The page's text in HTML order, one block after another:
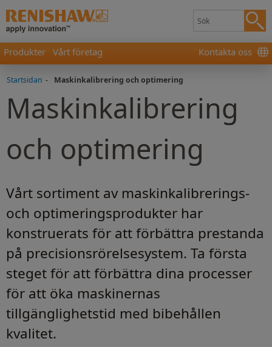
Produkter Vårt företag Kontakta oss
Startsidan - Maskinkalibrering och optimering
Maskinkalibrering
och optimering
Vårt sortiment av maskinkalibrerings-
och optimeringsprodukter har
konstruerats för att förbättra prestanda
på precisionsrörelsesystem. Ta första
steget för att förbättra dina processer
för att öka maskinernas
tillgänglighetstid med bibehållen
kvalitet.